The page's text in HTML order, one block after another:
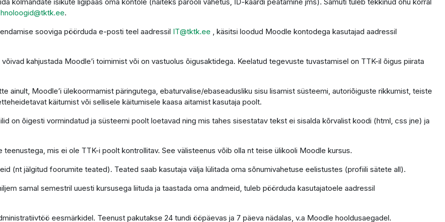
.
sooviga pöörduda e-posti teel aadressil IT@tktk.ee , käsitsi loodud Moodle kontodega kasutajad aadressil
kahjustada Moodle’i toimimist või on vastuolus õigusaktidega. Keelatud tegevuste tuvastamisel on TTK-il õigus piirata
ainult, Moodle’i ülekoormamist päringutega, ebaturvalise/ebaseadusliku sisu lisamist süsteemi, autoriõiguste rikkumist, teiste
käitumist või sellisele käitumisele kaasa aitamist kasutaja poolt.
on õigesti vormindatud ja süsteemi poolt loetavad ning mis tahes sisestatav tekst ei sisalda kõrvalist koodi (html, css jne) ja
teenustega, mis ei ole TTK-i poolt kontrollitav. See välisteenus võib olla nt teise ülikooli Moodle kursus.
(nt jälgitud foorumite teated). Teated saab kasutaja välja lülitada oma sõnumivahetuse eelistustes (profiili sätete all).
samal semestril uuesti kursusega liituda ja taastada oma andmeid, tuleb pöörduda kasutajatoele aadressil
eesmärkidel. Teenust pakutakse 24 tundi ööpäevas ja 7 päeva nädalas, v.a Moodle hooldusaegadel.